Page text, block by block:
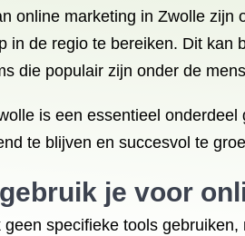
online marketing in Zwolle
in de regio te bereiken. Dit
die populair zijn onder de
is een essentieel
te blijven en succesvol te
je voor
specifieke tools